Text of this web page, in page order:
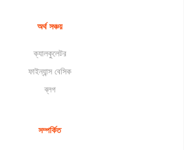
অর্থ সঞ্চয়
ক্যালকুলেটর
ফাইন্যান্স বেসিক
ব্লগ
সম্পর্কিত